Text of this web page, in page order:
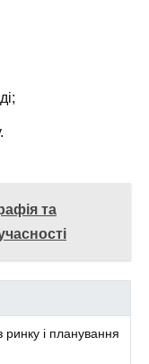
та
ринку і планування